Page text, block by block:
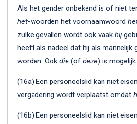
Als het gender onbekend is of niet
het-woorden het voornaamwoord
zulke gevallen wordt ook vaak hij
heeft als nadeel dat hij als mannelijk
worden. Ook die (of deze) is mogelijk.
(16a) Een personeelslid kan niet
vergadering wordt verplaatst omdat
(16b) Een personeelslid kan niet